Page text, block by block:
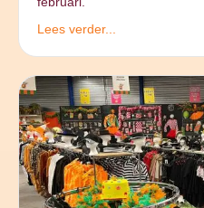
Lees verder...